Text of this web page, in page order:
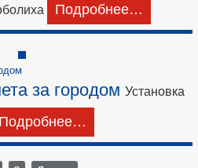
Подробнее…
за городом Установка
Подробнее…